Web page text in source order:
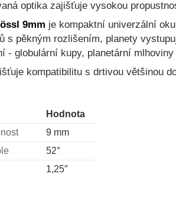
optika zajišťuje vysokou
9mm je kompaktní univerzální
s pěkným rozlišením, planety
- globulární kupy, planetární
kompatibilitu s drtivou většinou
Hodnota
9 mm
52°
1,25″